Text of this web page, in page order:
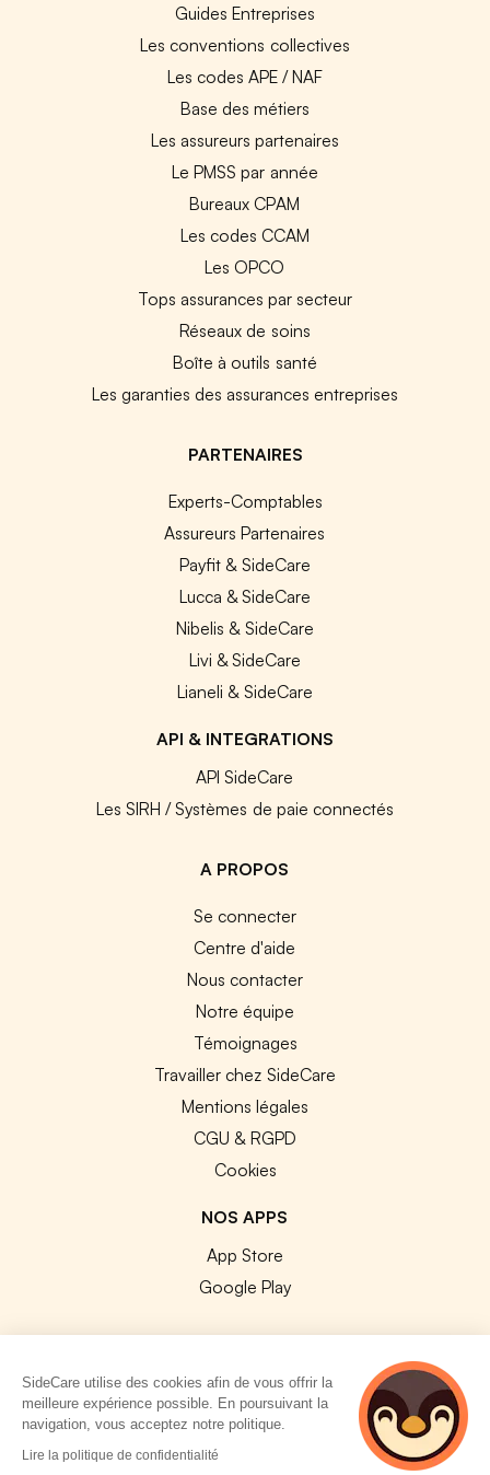
Guides Entreprises
Les conventions collectives
Les codes APE / NAF
Base des métiers
Les assureurs partenaires
Le PMSS par année
Bureaux CPAM
Les codes CCAM
Les OPCO
Tops assurances par secteur
Réseaux de soins
Boîte à outils santé
Les garanties des assurances entreprises
PARTENAIRES
Experts-Comptables
Assureurs Partenaires
Payfit & SideCare
Lucca & SideCare
Nibelis & SideCare
Livi & SideCare
Lianeli & SideCare
API & INTEGRATIONS
API SideCare
Les SIRH / Systèmes de paie connectés
A PROPOS
Se connecter
Centre d'aide
Nous contacter
Notre équipe
Témoignages
Travailler chez SideCare
Mentions légales
CGU & RGPD
Cookies
NOS APPS
App Store
Google Play
© 2026 SideCare. Tous droits réservés.
SideCare utilise des cookies afin de vous offrir la
meilleure expérience possible. En poursuivant la
navigation, vous acceptez notre politique.
Lire la politique de confidentialité
3 personnes
consultent